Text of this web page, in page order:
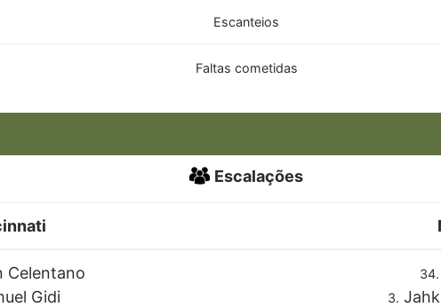
Escanteios
Faltas cometidas
Escalações
Celentano
Gidi
34.
3.